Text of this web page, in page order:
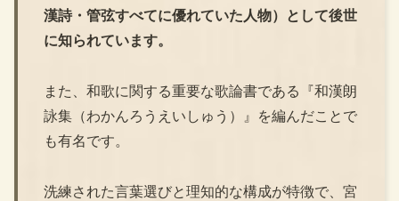
漢詩・管弦すべてに優れていた人物）として後世
に知られています。
また、和歌に関する重要な歌論書である『和漢朗
詠集（わかんろうえいしゅう）』を編んだことで
も有名です。
洗練された言葉選びと理知的な構成が特徴で、宮